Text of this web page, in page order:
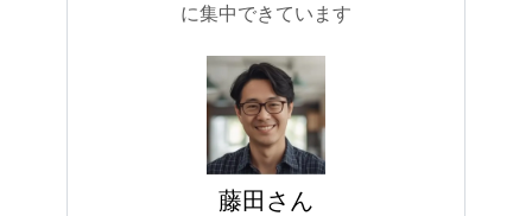
に集中できています
藤田さん